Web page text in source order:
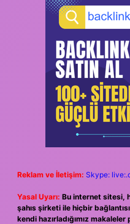
Reklam ve İletişim: Skype:
Yasal Uyarı: Bu internet sitesi,
şahıs şirketi ile hiçbir
kendi hazırladığımız